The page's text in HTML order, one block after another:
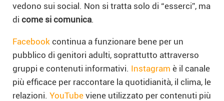
vedono sui social. Non si tratta solo di “esserci”, ma
di come si comunica.
Facebook continua a funzionare bene per un
pubblico di genitori adulti, soprattutto attraverso
gruppi e contenuti informativi. Instagram è il canale
più efficace per raccontare la quotidianità, il clima, le
relazioni. YouTube viene utilizzato per contenuti più